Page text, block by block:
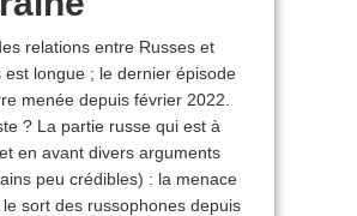
relations entre Russes et
est longue ; le dernier épisode
menée depuis février 2022.
? La partie russe qui est à
en avant divers arguments
peu crédibles) : la menace
le sort des russophones depuis